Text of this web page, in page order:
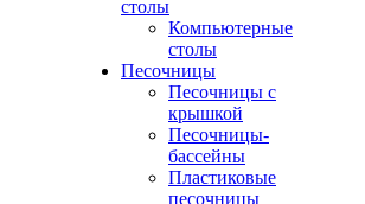
столы
Компьютерные
столы
Песочницы
Песочницы с
крышкой
Песочницы-
бассейны
Пластиковые
песочницы